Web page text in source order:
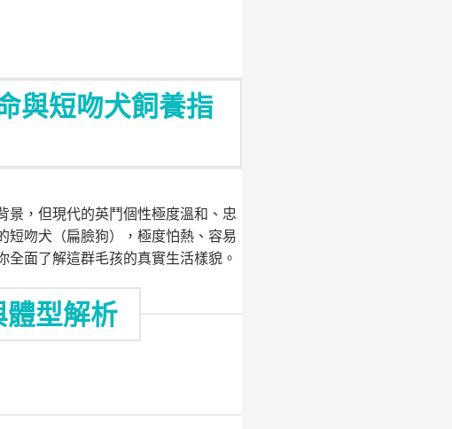
與短吻犬飼養指
景，但現代的英鬥個性極度溫和、忠
短吻犬（扁臉狗），極度怕熱、容易
面了解這群毛孩的真實生活樣貌。
型解析